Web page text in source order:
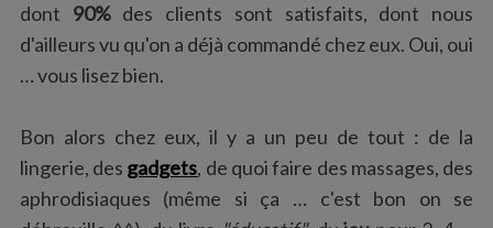
dont 90%des clients sont satisfaits, dont nous
d'ailleurs vu qu'on a déjà commandé chez eux. Oui, oui
… vous lisez bien.
Bon alors chez eux, il y a un peu de tout : de la
lingerie, des gadgets, de quoi faire des massages, des
aphrodisiaques (même si ça … c'est bon on se